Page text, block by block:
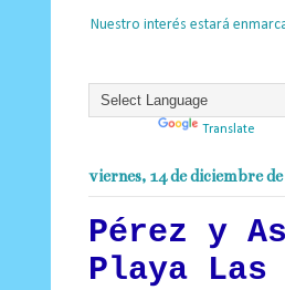
Nuestro interés estará
Translate
viernes, 14 de diciembre
Pérez y
Playa